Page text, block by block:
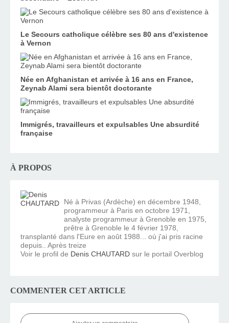
Le Secours catholique célèbre ses 80 ans d'existence
à Vernon
Née en Afghanistan et arrivée à 16 ans en France,
Zeynab Alami sera bientôt doctorante
Immigrés, travailleurs et expulsables Une absurdité
française
À PROPOS
Né à Privas (Ardèche) en décembre 1948,
programmeur à Paris en octobre 1971,
analyste programmeur à Grenoble en 1975,
prêtre à Grenoble le 4 février 1978,
transplanté dans l'Eure en août 1988... où j'ai pris racine
depuis.. Après treize
Voir le profil de Denis CHAUTARD sur le portail Overblog
COMMENTER CET ARTICLE